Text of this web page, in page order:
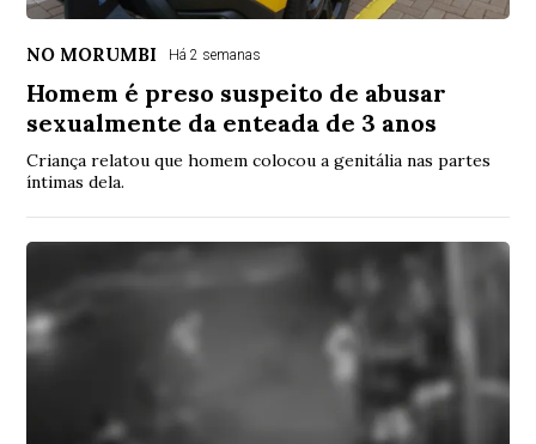
NO MORUMBI Há 2 semanas
Homem é preso suspeito de abusar
sexualmente da enteada de 3 anos
Criança relatou que homem colocou a genitália nas partes
íntimas dela.